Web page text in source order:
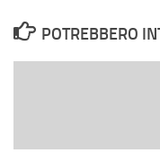
POTREBBERO